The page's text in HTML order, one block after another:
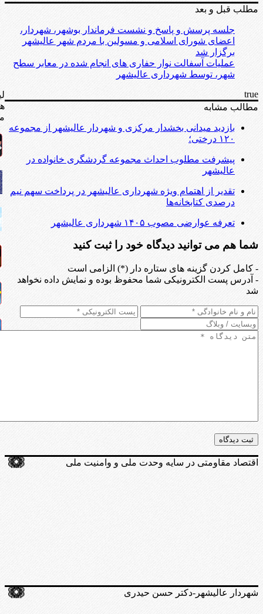
مطلب قبل و بعد
جلسه پرسش و پاسخ و نشست فرماندار بوشهر، شهردار،
اعضای شورای اسلامی و مسولین با مردم شهر عالیشهر
برگزار شد
عملیات آسفالت نوار حفاری های انجام شده در معابر سطح
شهر، توسط شهرداری عالیشهر
true
مطالب مشابه
بازدید میدانی بخشدار مرکزی و شهردار عالیشهر از مجموعه
۱۲۰ درختی؛
پیشرفت مطلوب احداث مجموعه گردشگری خانواده در
عالیشهر
تقدیر از اهتمام ویژه شهرداری عالیشهر در پرداخت سهم نیم
درصدی کتابخانه‌ها
تعرفه عوارضی مصوب ۱۴۰۵ شهرداری عالیشهر
شما هم می توانید دیدگاه خود را ثبت کنید
- کامل کردن گزینه های ستاره دار (*) الزامی است
- آدرس پست الکترونیکی شما محفوظ بوده و نمایش داده نخواهد
شد
اقتصاد مقاومتی در سایه وحدت ملی و وامنیت ملی
شهردار عالیشهر-دکتر حسن حیدری